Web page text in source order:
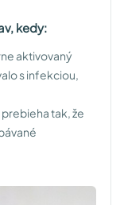
kedy:
aktivovaný
s infekciou,
tak, že